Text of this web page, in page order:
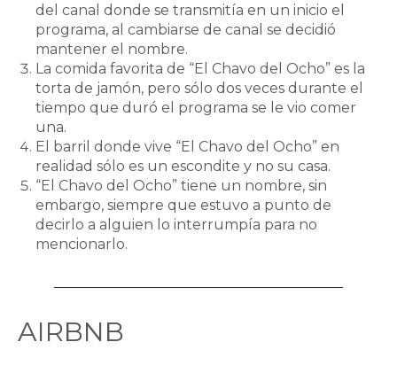
del canal donde se transmitía en un inicio el
programa, al cambiarse de canal se decidió
mantener el nombre.
La comida favorita de “El Chavo del Ocho” es la
torta de jamón, pero sólo dos veces durante el
tiempo que duró el programa se le vio comer
una.
El barril donde vive “El Chavo del Ocho” en
realidad sólo es un escondite y no su casa.
“El Chavo del Ocho” tiene un nombre, sin
embargo, siempre que estuvo a punto de
decirlo a alguien lo interrumpía para no
mencionarlo.
AIRBNB